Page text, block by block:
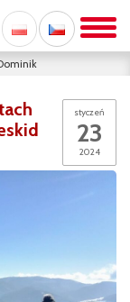
styczeń
23
2024